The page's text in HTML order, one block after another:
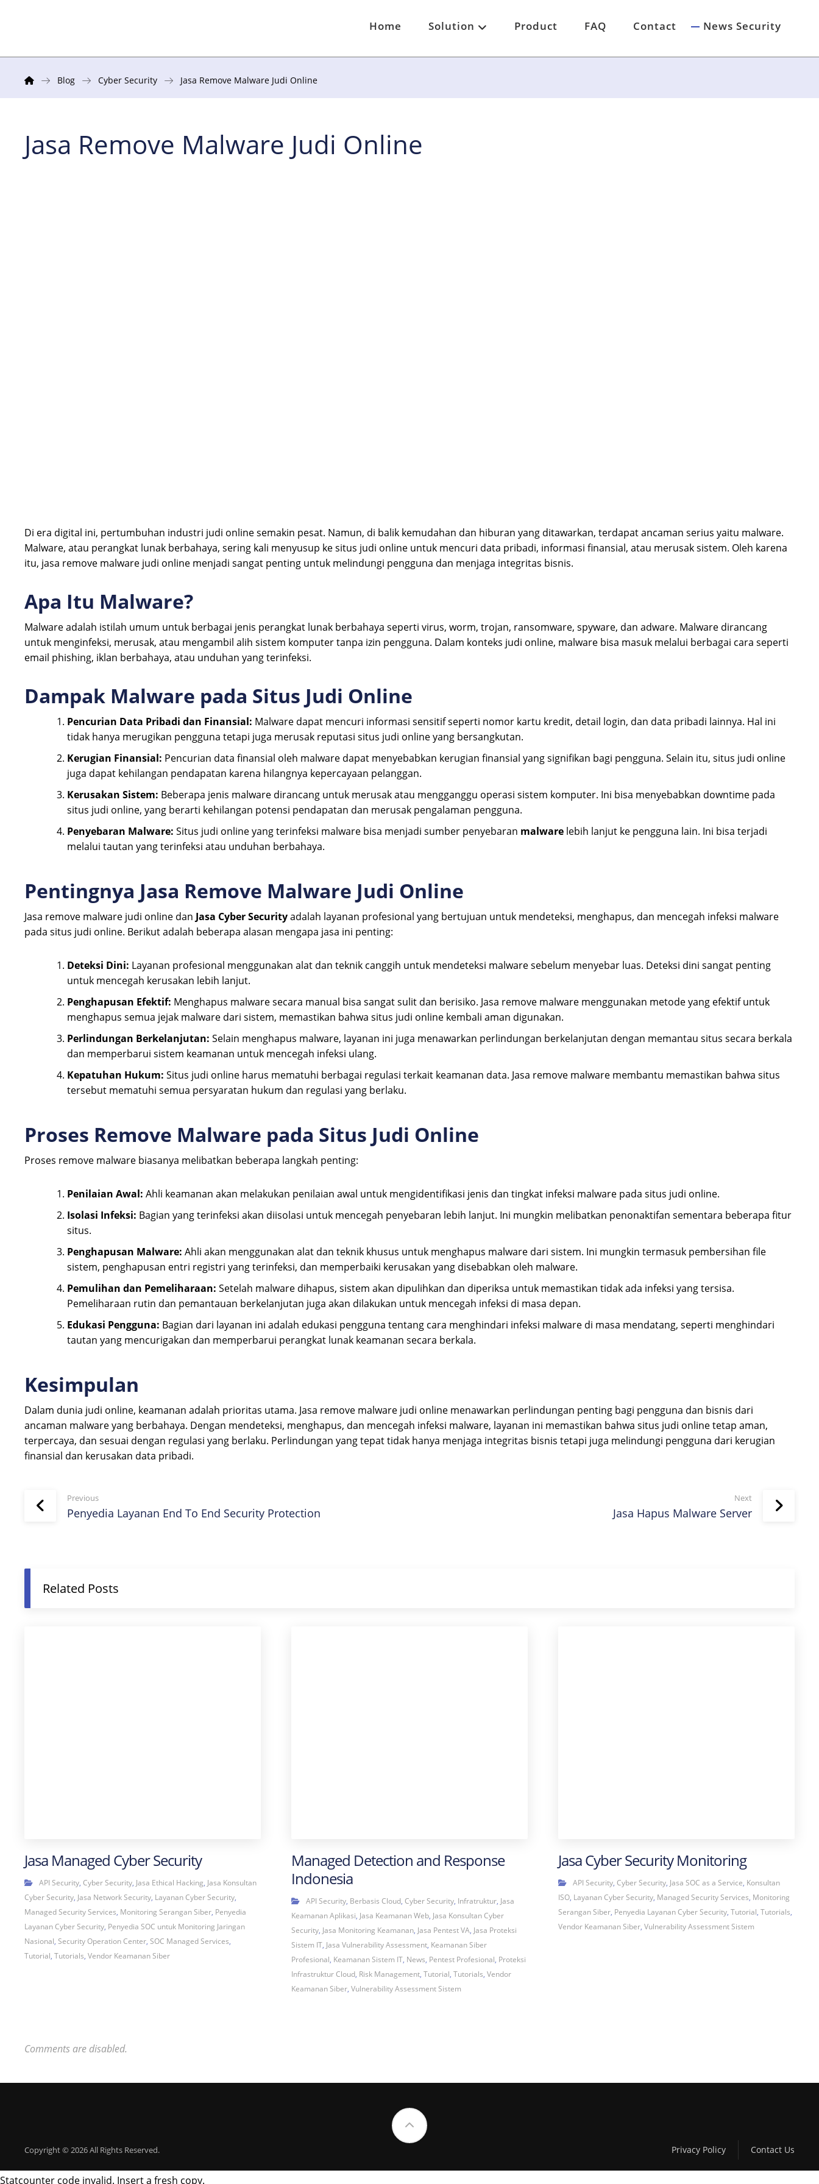
Home Solution Product FAQ Contact News Security
Blog Cyber Security Jasa Remove Malware Judi Online
Jasa Remove Malware Judi Online
Di era digital ini, pertumbuhan industri judi online semakin pesat. Namun, di balik kemudahan dan hiburan yang ditawarkan, terdapat ancaman serius yaitu malware.
Malware, atau perangkat lunak berbahaya, sering kali menyusup ke situs judi online untuk mencuri data pribadi, informasi finansial, atau merusak sistem. Oleh karena
itu, jasa remove malware judi online menjadi sangat penting untuk melindungi pengguna dan menjaga integritas bisnis.
Apa Itu Malware?
Malware adalah istilah umum untuk berbagai jenis perangkat lunak berbahaya seperti virus, worm, trojan, ransomware, spyware, dan adware. Malware dirancang
untuk menginfeksi, merusak, atau mengambil alih sistem komputer tanpa izin pengguna. Dalam konteks judi online, malware bisa masuk melalui berbagai cara seperti
email phishing, iklan berbahaya, atau unduhan yang terinfeksi.
Dampak Malware pada Situs Judi Online
Pencurian Data Pribadi dan Finansial: Malware dapat mencuri informasi sensitif seperti nomor kartu kredit, detail login, dan data pribadi lainnya. Hal ini
tidak hanya merugikan pengguna tetapi juga merusak reputasi situs judi online yang bersangkutan.
Kerugian Finansial: Pencurian data finansial oleh malware dapat menyebabkan kerugian finansial yang signifikan bagi pengguna. Selain itu, situs judi online
juga dapat kehilangan pendapatan karena hilangnya kepercayaan pelanggan.
Kerusakan Sistem: Beberapa jenis malware dirancang untuk merusak atau mengganggu operasi sistem komputer. Ini bisa menyebabkan downtime pada
situs judi online, yang berarti kehilangan potensi pendapatan dan merusak pengalaman pengguna.
Penyebaran Malware: Situs judi online yang terinfeksi malware bisa menjadi sumber penyebaran malware lebih lanjut ke pengguna lain. Ini bisa terjadi
melalui tautan yang terinfeksi atau unduhan berbahaya.
Pentingnya Jasa Remove Malware Judi Online
Jasa remove malware judi online dan Jasa Cyber Securityadalah layanan profesional yang bertujuan untuk mendeteksi, menghapus, dan mencegah infeksi malware
pada situs judi online. Berikut adalah beberapa alasan mengapa jasa ini penting:
Deteksi Dini: Layanan profesional menggunakan alat dan teknik canggih untuk mendeteksi malware sebelum menyebar luas. Deteksi dini sangat penting
untuk mencegah kerusakan lebih lanjut.
Penghapusan Efektif: Menghapus malware secara manual bisa sangat sulit dan berisiko. Jasa remove malware menggunakan metode yang efektif untuk
menghapus semua jejak malware dari sistem, memastikan bahwa situs judi online kembali aman digunakan.
Perlindungan Berkelanjutan: Selain menghapus malware, layanan ini juga menawarkan perlindungan berkelanjutan dengan memantau situs secara berkala
dan memperbarui sistem keamanan untuk mencegah infeksi ulang.
Kepatuhan Hukum: Situs judi online harus mematuhi berbagai regulasi terkait keamanan data. Jasa remove malware membantu memastikan bahwa situs
tersebut mematuhi semua persyaratan hukum dan regulasi yang berlaku.
Proses Remove Malware pada Situs Judi Online
Proses remove malware biasanya melibatkan beberapa langkah penting:
Penilaian Awal: Ahli keamanan akan melakukan penilaian awal untuk mengidentifikasi jenis dan tingkat infeksi malware pada situs judi online.
Isolasi Infeksi: Bagian yang terinfeksi akan diisolasi untuk mencegah penyebaran lebih lanjut. Ini mungkin melibatkan penonaktifan sementara beberapa fitur
situs.
Penghapusan Malware: Ahli akan menggunakan alat dan teknik khusus untuk menghapus malware dari sistem. Ini mungkin termasuk pembersihan file
sistem, penghapusan entri registri yang terinfeksi, dan memperbaiki kerusakan yang disebabkan oleh malware.
Pemulihan dan Pemeliharaan: Setelah malware dihapus, sistem akan dipulihkan dan diperiksa untuk memastikan tidak ada infeksi yang tersisa.
Pemeliharaan rutin dan pemantauan berkelanjutan juga akan dilakukan untuk mencegah infeksi di masa depan.
Edukasi Pengguna: Bagian dari layanan ini adalah edukasi pengguna tentang cara menghindari infeksi malware di masa mendatang, seperti menghindari
tautan yang mencurigakan dan memperbarui perangkat lunak keamanan secara berkala.
Kesimpulan
Dalam dunia judi online, keamanan adalah prioritas utama. Jasa remove malware judi online menawarkan perlindungan penting bagi pengguna dan bisnis dari
ancaman malware yang berbahaya. Dengan mendeteksi, menghapus, dan mencegah infeksi malware, layanan ini memastikan bahwa situs judi online tetap aman,
terpercaya, dan sesuai dengan regulasi yang berlaku. Perlindungan yang tepat tidak hanya menjaga integritas bisnis tetapi juga melindungi pengguna dari kerugian
finansial dan kerusakan data pribadi.
Previous
Penyedia Layanan End To End Security Protection
Next
Jasa Hapus Malware Server
Related Posts
Jasa Managed Cyber Security
API Security, Cyber Security, Jasa Ethical Hacking, Jasa Konsultan
Cyber Security, Jasa Network Security, Layanan Cyber Security,
Managed Security Services, Monitoring Serangan Siber, Penyedia
Layanan Cyber Security, Penyedia SOC untuk Monitoring Jaringan
Nasional, Security Operation Center, SOC Managed Services,
Tutorial, Tutorials, Vendor Keamanan Siber
Managed Detection and Response
Indonesia
API Security, Berbasis Cloud,Cyber Security, Infratruktur, Jasa
Keamanan Aplikasi, Jasa Keamanan Web, Jasa Konsultan Cyber
Security, Jasa Monitoring Keamanan, Jasa Pentest VA, Jasa Proteksi
Sistem IT, Jasa Vulnerability Assessment, Keamanan Siber
Profesional, Keamanan Sistem IT, News, Pentest Profesional, Proteksi
Infrastruktur Cloud, Risk Management,Tutorial,Tutorials,Vendor
Keamanan Siber,Vulnerability Assessment Sistem
Jasa Cyber Security Monitoring
API Security,Cyber Security, Jasa SOC as a Service, Konsultan
ISO, Layanan Cyber Security, Managed Security Services, Monitoring
Serangan Siber, Penyedia Layanan Cyber Security,Tutorial,Tutorials,
Vendor Keamanan Siber,Vulnerability Assessment Sistem
Comments are disabled.
Copyright © 2026 All Rights Reserved. Contact Us
Privacy Policy
Statcounter code invalid. Insert a fresh copy.